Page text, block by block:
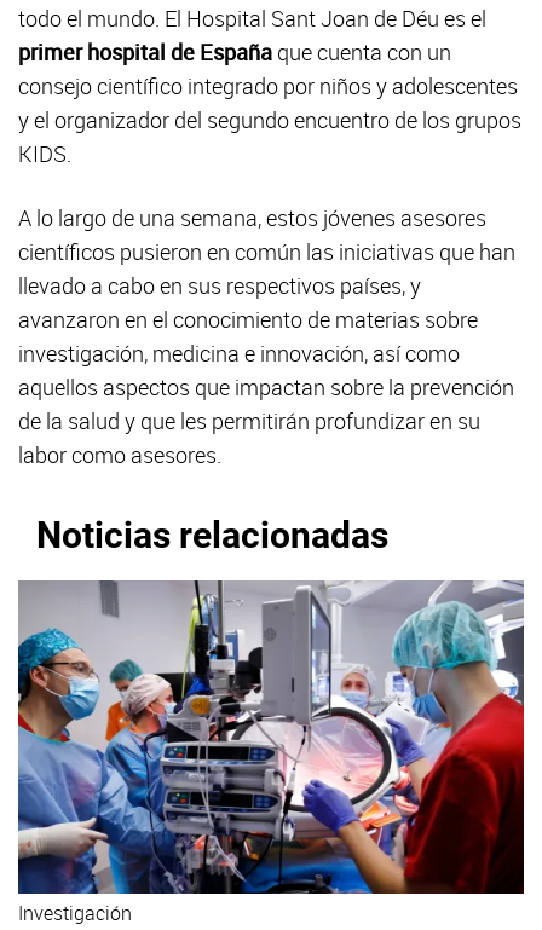
todo el mundo. El Hospital Sant Joan de Déu es el
primer hospital de España que cuenta con un
consejo científico integrado por niños y adolescentes
y el organizador del segundo encuentro de los grupos
KIDS.
A lo largo de una semana, estos jóvenes asesores
científicos pusieron en común las iniciativas que han
llevado a cabo en sus respectivos países, y
avanzaron en el conocimiento de materias sobre
investigación, medicina e innovación, así como
aquellos aspectos que impactan sobre la prevención
de la salud y que les permitirán profundizar en su
labor como asesores.
Noticias relacionadas
Investigación